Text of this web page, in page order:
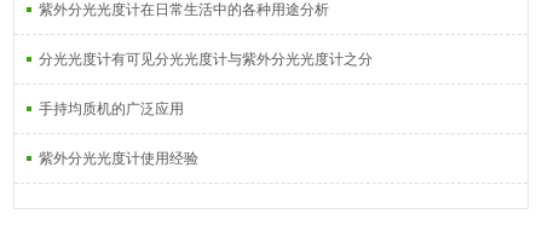
紫外分光光度计在日常生活中的各种用途分析
分光光度计有可见分光光度计与紫外分光光度计之分
手持均质机的广泛应用
紫外分光光度计使用经验